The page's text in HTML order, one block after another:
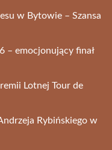
w Bytowie – Szansa
– emocjonujący finał
Lotnej Tour de
Rybińskiego w